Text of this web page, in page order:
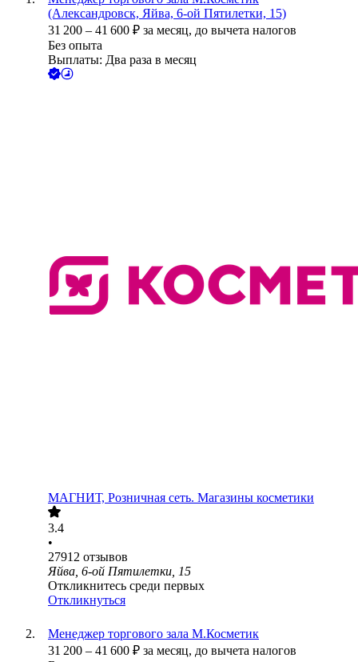
(Александровск, Яйва, 6-ой Пятилетки, 15)
31 200 – 41 600 ₽ за месяц, до вычета налогов
Без опыта
Выплаты: Два раза в месяц
МАГНИТ, Розничная сеть. Магазины косметики
3.4
•
27912 отзывов
Яйва, 6-ой Пятилетки, 15
Откликнитесь среди первых
Откликнуться
Менеджер торгового зала М.Косметик
31 200 – 41 600 ₽ за месяц, до вычета налогов